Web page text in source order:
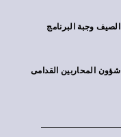
الصيف وجبة البرنامج
شؤون المحاربين القدامى